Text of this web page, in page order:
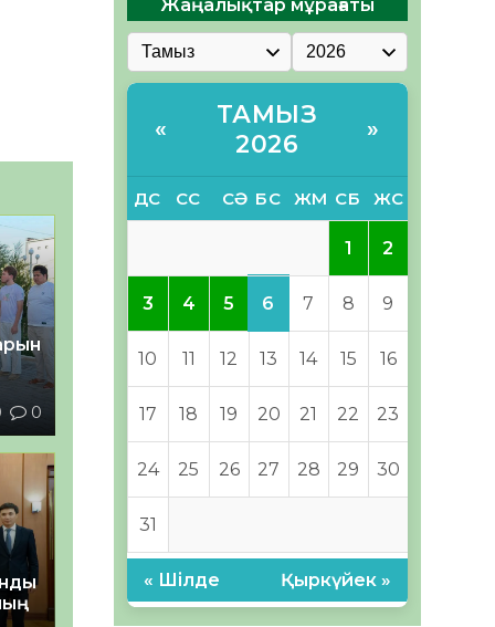
0
Жаңалықтар мұрағаты
«
ТАМЫЗ
2026
»
ДС СС СӘ БС ЖМ СБ ЖС
1 2
3 4 5 6 7 8 9
10 11 12 13 14 15 16
17 18 19 20 21 22 23
24 25 26 27 28 29 30
31
« Шілде Қыркүйек »